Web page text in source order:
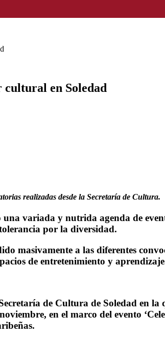
cultural en Soledad
realizadas desde la Secretaría de Cultura.
variada y nutrida agenda de
por la diversidad.
masivamente a las diferentes
de entretenimiento y
de Cultura de Soledad en
en el marco del evento